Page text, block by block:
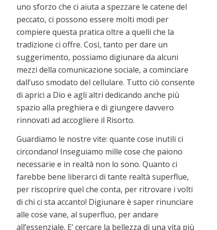
uno sforzo che ci aiuta a spezzare le catene del
peccato, ci possono essere molti modi per
compiere questa pratica oltre a quelli che la
tradizione ci offre. Così, tanto per dare un
suggerimento, possiamo digiunare da alcuni
mezzi della comunicazione sociale, a cominciare
dall’uso smodato del cellulare. Tutto ciò consente
di aprici a Dio e agli altri dedicando anche più
spazio alla preghiera e di giungere davvero
rinnovati ad accogliere il Risorto.
Guardiamo le nostre vite: quante cose inutili ci
circondano! Inseguiamo mille cose che paiono
necessarie e in realtà non lo sono. Quanto ci
farebbe bene liberarci di tante realtà superflue,
per riscoprire quel che conta, per ritrovare i volti
di chi ci sta accanto! Digiunare è saper rinunciare
alle cose vane, al superfluo, per andare
all’essenziale. E’ cercare la bellezza di una vita più